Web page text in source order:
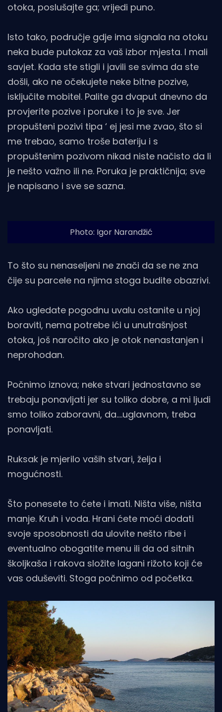
otoka, poslušajte ga; vrijedi puno.
Isto tako, područje gdje ima signala na otoku
neka bude putokaz za vaš izbor mjesta. I mali
savjet. Kada ste stigli i javili se svima da ste
došli, ako ne očekujete neke bitne pozive,
isključite mobitel. Palite ga dvaput dnevno da
provjerite pozive i poruke i to je sve. Jer
propušteni pozivi tipa ‘ ej jesi me zvao, što si
me trebao, samo troše bateriju i s
propuštenim pozivom nikad niste načisto da li
je nešto važno ili ne. Poruka je praktičnija; sve
je napisano i sve se sazna.
Photo: Igor Narandžić
To što su nenaseljeni ne znači da se ne zna
čije su parcele na njima stoga budite obazrivi.
Ako ugledate pogodnu uvalu ostanite u njoj
boraviti, nema potrebe ići u unutrašnjost
otoka, još naročito ako je otok nenastanjen i
neprohodan.
Počnimo iznova; neke stvari jednostavno se
trebaju ponavljati jer su toliko dobre, a mi ljudi
smo toliko zaboravni, da….uglavnom, treba
ponavljati.
Ruksak je mjerilo vaših stvari, želja i
mogućnosti.
Što ponesete to ćete i imati. Ništa više, ništa
manje. Kruh i voda. Hrani ćete moći dodati
svoje sposobnosti da ulovite nešto ribe i
eventualno obogatite menu ili da od sitnih
školjkaša i rakova složite lagani rižoto koji će
vas oduševiti. Stoga počnimo od početka.